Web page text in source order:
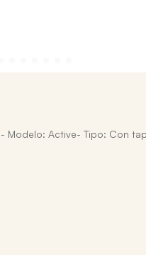
Modelo: Active- Tipo: Con